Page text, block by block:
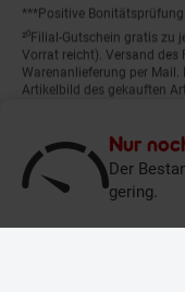
Nur
Der
gering.
***Positive
²⁰Filial-Gutschein gratis zu
Vorrat reicht). Versand des
Warenanlieferung per Mail.
Artikelbild des gekauften
Art nicht gestattet. Der
einlösbar. Nicht mit
Shop-Aktionen)
Gutscheins ist darauf